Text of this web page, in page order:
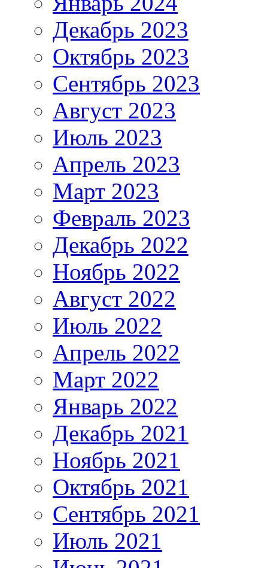
Декабрь 2023
Октябрь 2023
Сентябрь 2023
Август 2023
Июль 2023
Апрель 2023
Март 2023
Февраль 2023
Декабрь 2022
Ноябрь 2022
Август 2022
Июль 2022
Апрель 2022
Март 2022
Январь 2022
Декабрь 2021
Ноябрь 2021
Октябрь 2021
Сентябрь 2021
Июль 2021